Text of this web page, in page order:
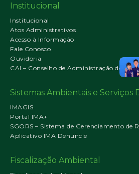
Institucional
Institucional
Atos Administrativos
Acesso à Informação
Fale Conosco
Ouvidoria
CAI – Conselho de Administração do IMA
Sistemas Ambientais e Serviços
IMAGIS
Portal IMA+
SGORS – Sistema de Gerenciamento de
Aplicativo IMA Denuncie
Fiscalização Ambiental